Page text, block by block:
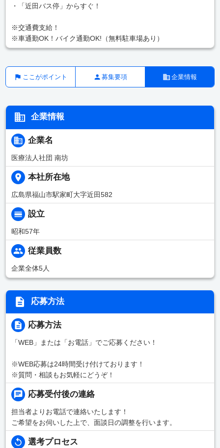
・「近田バス停」からすぐ！
※交通費支給！
※車通勤OK！バイク通勤OK!（無料駐車場あり）
ここがポイント 募集要項 企業情報
企業情報
企業名
医療法人社団 南坊
本社所在地
広島県福山市駅家町大字近田582
設立
昭和57年
従業員数
企業全体5人
応募方法
応募方法
「WEB」または「お電話」でご応募ください！
※WEB応募は24時間受け付けております！
※質問・相談もお気軽にどうぞ！
応募受付後の連絡
担当者よりお電話で連絡いたします！
ご希望をお伺いした上で、面談日の調整を行います。
選考プロセス